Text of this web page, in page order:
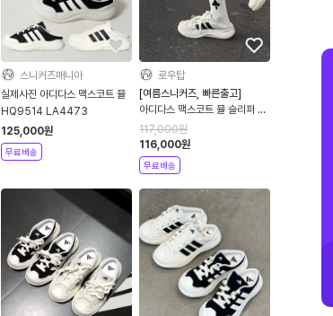
스니커즈매니아
실제사진 아디다스 맥스코트 뮬
HQ9514 LA4473
125,000원
무료배송
로우탑
[여름스니커즈, 빠른출고]
아디다스 맥스코트 뮬 슬리퍼 2
컬러 HQ9514 LA4473
117,000원
116,000원
무료배송